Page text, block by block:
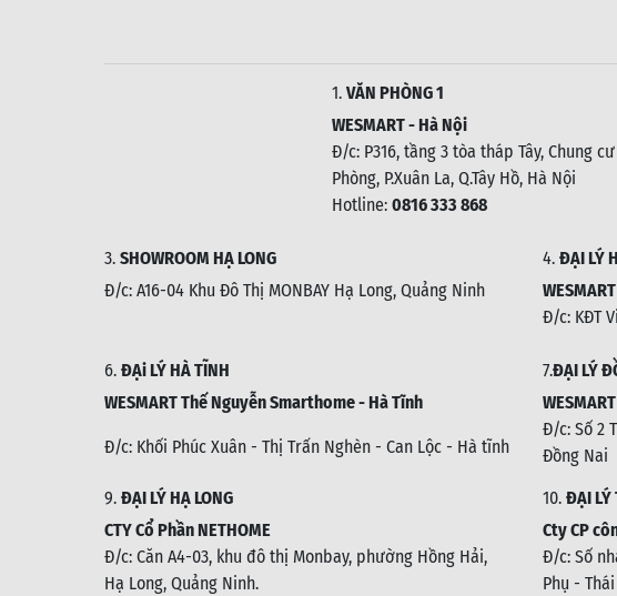
1. VĂN PHÒNG 1
WESMART - Hà Nội
Đ/c: P316, tầng 3 tòa tháp Tây, Chung
Phòng, P.Xuân La, Q.Tây Hồ, Hà Nội
Hotline: 0816 333 868
3. SHOWROOM HẠ LONG
Đ/c: A16-04 Khu Đô Thị MONBAY Hạ Long, Quảng Ninh
4.ĐẠI LÝ
Đ/c: KĐT
6. ĐẠi LÝ HÀ TĨNH
WESMART Thế Nguyễn Smarthome - Hà Tĩnh
Đ/c: Khối Phúc Xuân - Thị Trấn Nghèn - Can Lộc - Hà tĩnh
7.ĐẠI LÝ
Đ/c:Số 2
Đồng Nai
9. ĐẠI LÝ HẠ LONG
CTY Cổ Phần NETHOME
Đ/c: Căn A4-03, khu đô thị Monbay, phường Hồng Hải,
Hạ Long, Quảng Ninh.
10.ĐẠI LÝ
Cty CP
Đ/c: Số
Phụ -